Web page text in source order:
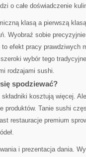
o całe doświadczenie
klasą a pierwszą
Wyobraź sobie
to efekt pracy prawdziwych
wybór tego
rodzajami sushi.
spodziewać?
kosztują więcej.
produktów. Tanie sushi
restauracje premium
i prezentacja dania.